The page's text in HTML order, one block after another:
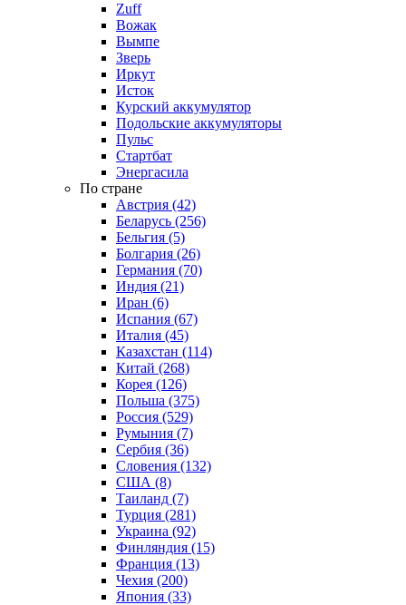
Zuff
Вожак
Вымпе
Зверь
Иркут
Исток
Курский аккумулятор
Подольские аккумуляторы
Пульс
Стартбат
Энергасила
По стране
Австрия (42)
Беларусь (256)
Бельгия (5)
Болгария (26)
Германия (70)
Индия (21)
Иран (6)
Испания (67)
Италия (45)
Казахстан (114)
Китай (268)
Корея (126)
Польша (375)
Россия (529)
Румыния (7)
Сербия (36)
Словения (132)
США (8)
Таиланд (7)
Турция (281)
Украина (92)
Финляндия (15)
Франция (13)
Чехия (200)
Япония (33)